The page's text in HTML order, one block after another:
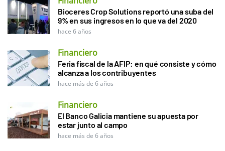
Bioceres Crop Solutions reportó una suba del
9% en sus ingresos en lo que va del 2020
hace 6 años
Financiero
Feria fiscal de la AFIP: en qué consiste y cómo
alcanza a los contribuyentes
hace más de 6 años
Financiero
El Banco Galicia mantiene su apuesta por
estar junto al campo
hace más de 6 años